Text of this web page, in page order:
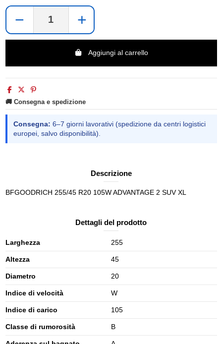
− +
Aggiungi al carrello
🚚 Consegna e spedizione
Consegna: 6–7 giorni lavorativi (spedizione da centri logistici
europei, salvo disponibilità).
Descrizione
BFGOODRICH 255/45 R20 105W ADVANTAGE 2 SUV XL
Dettagli del prodotto
Larghezza 255
Altezza 45
Diametro 20
Indice di velocità W
Indice di carico 105
Classe di rumorosità B